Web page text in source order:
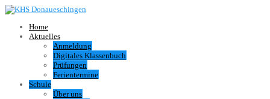
Home
Aktuelles
Anmeldung
Digitales Klassenbuch
Prüfungen
Ferientermine
Schule
Über uns